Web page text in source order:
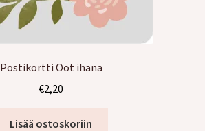
Postikortti Oot ihana
€2,20
Lisää ostoskoriin